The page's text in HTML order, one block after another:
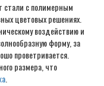
стали с полимерным
цветовых решениях.
воздействию и
форму, за
проветривается.
размера, что